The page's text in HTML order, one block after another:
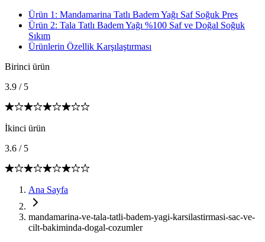
Ürün 1: Mandamarina Tatlı Badem Yağı Saf Soğuk Pres
Ürün 2: Tala Tatlı Badem Yağı %100 Saf ve Doğal Soğuk
Sıkım
Ürünlerin Özellik Karşılaştırması
Birinci ürün
3.9 / 5
İkinci ürün
3.6 / 5
Ana Sayfa
mandamarina-ve-tala-tatli-badem-yagi-karsilastirmasi-sac-ve-
cilt-bakiminda-dogal-cozumler